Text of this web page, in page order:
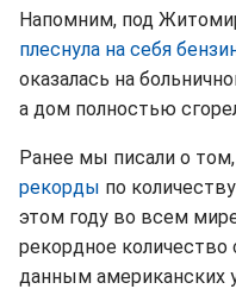
Напомним, под
плеснула на себя
оказалась на
а дом полностью
Ранее мы писали о том,
рекорды по
этом году во всем
рекордное
данным американских